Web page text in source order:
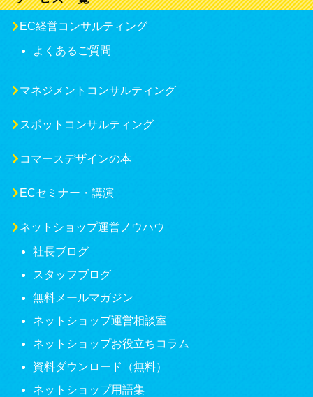
EC経営コンサルティング
よくあるご質問
マネジメントコンサルティング
スポットコンサルティング
コマースデザインの本
ECセミナー・講演
ネットショップ運営ノウハウ
社長ブログ
スタッフブログ
無料メールマガジン
ネットショップ運営相談室
ネットショップお役立ちコラム
資料ダウンロード（無料）
ネットショップ用語集